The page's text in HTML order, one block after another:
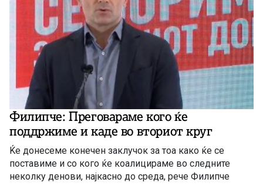
Филипче: Преговараме кого ќе
поддржиме и каде во вториот круг
Ќе донесеме конечен заклучок за тоа како ќе се
поставиме и со кого ќе коалицираме во следните
неколку денови, најкасно до среда, рече Филипче